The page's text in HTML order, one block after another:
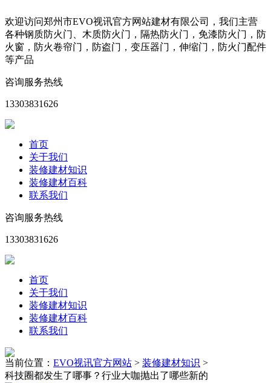
欢迎访问郑州市EVO视讯官方网站建材有限公司，我们主营
各种钢质防火门、木质防火门，隔热防火门，免漆防火门，防
火窗，防火卷帘门，防盗门，变压器门，伸缩门，防火门配件
等产品
咨询服务热线
13303831626
首页
关于我们
装修建材知识
装修建材百科
联系我们
咨询服务热线
13303831626
首页
关于我们
装修建材知识
装修建材百科
联系我们
当前位置： EVO视讯官方网站 > 装修建材知识 >
科技圈都发生了哪事？行业大咖抛出了哪些新的